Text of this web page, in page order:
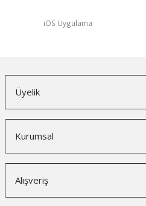
iOS Uygulama
Üyelik
Kurumsal
Alışveriş